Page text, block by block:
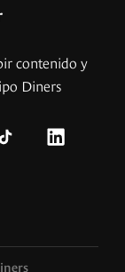
contenido y
Diners